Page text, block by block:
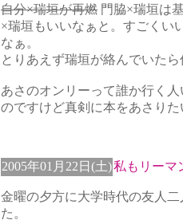
自分×瑞垣が再燃 門脇×瑞垣は
×瑞垣もいいなぁと。すごくい
なぁ。
とりあえず瑞垣が絡んでいた
あさのオンリーって誰か行く
のですけど真剣に本をあさりた
2005年01月22日(土)私もリーマ
金曜の夕方に大学時代の友人
た。